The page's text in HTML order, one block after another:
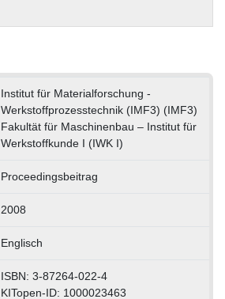
Institut für Materialforschung -
Werkstoffprozesstechnik (IMF3) (IMF3)
Fakultät für Maschinenbau – Institut für
Werkstoffkunde I (IWK I)
Proceedingsbeitrag
2008
Englisch
ISBN: 3-87264-022-4
KITopen-ID: 1000023463